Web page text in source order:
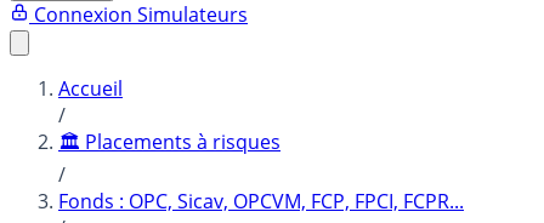
Connexion Simulateurs
Accueil
/
🏛️ Placements à risques
/
Fonds : OPC, Sicav, OPCVM, FCP, FPCI, FCPR...